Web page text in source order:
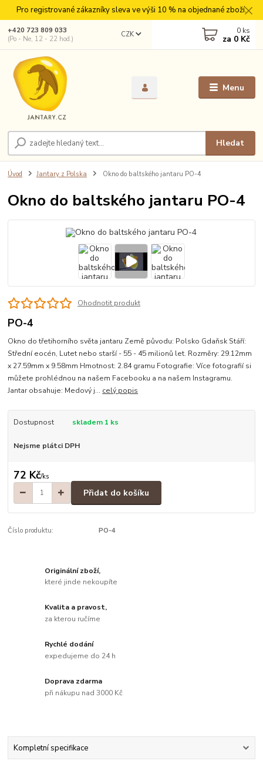
Pro registrované zákazníky sleva ve výši 10 % na objednané zboží.
Menu
CZK
Hledat
+420 723 809 033
(Po - Ne, 12 - 22 hod.)
0 ks
za 0 Kč
Úvod Jantary z Polska Okno do baltského jantaru PO-4
Okno do baltského jantaru PO-4
Ohodnotit produkt
PO-4
Okno do třetihorního světa jantaru Země původu: Polsko Gdaňsk Stáří:
Střední eocén, Lutet nebo starší - 55 - 45 milionů let. Rozměry: 29.12mm
x 27.59mm x 9.58mm Hmotnost: 2.84 gramu Fotografie: Více fotografií si
můžete prohlédnou na našem Facebooku a na našem Instagramu.
Jantar obsahuje: Medový j... celý popis
Dostupnost skladem 1 ks
Nejsme plátci DPH
72 Kč/ks
Přidat do košíku
Číslo produktu: PO-4
Originální zboží,
které jinde nekoupíte
Kvalita a pravost,
za kterou ručíme
Rychlé dodání
expedujeme do 24 h
Doprava zdarma
při nákupu nad 3000 Kč
Kompletní specifikace